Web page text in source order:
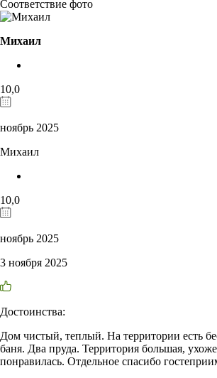
Соответствие фото
Михаил
10,0
ноябрь 2025
Михаил
10,0
ноябрь 2025
3 ноября 2025
Достоинства:
Дом чистый, теплый. На территории есть
баня. Два пруда. Территория большая,
понравилась. Отдельное спасибо